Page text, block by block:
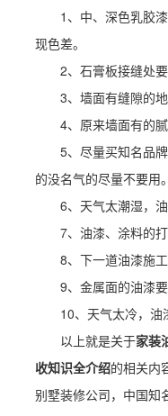
1、中、深色乳胶
现色差。
2、石膏板接缝处要
3、墙面有缝隙的
4、原来墙面有的
5、尽量买知名品
的没名气的尽量不要用。
6、天气太潮湿，油
7、油漆、涂料的
8、下一道油漆施
9、金属面的油漆要
10、天气太冷，油
以上就是关于家装
收知识全介绍的相关内
别墅装修公司，中国知